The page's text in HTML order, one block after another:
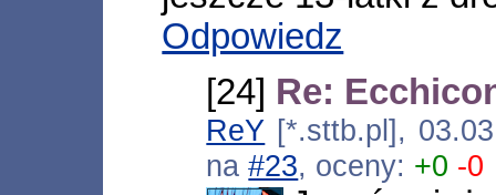
Odpowiedz
[24] Re:
ReY [*.sttb.pl],
na#23, oceny: +0 -0